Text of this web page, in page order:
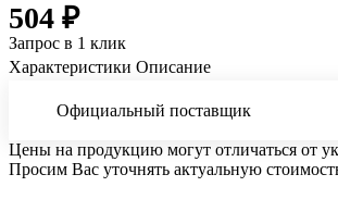
504 ₽
Запрос в 1 клик
Характеристики Описание
Официальный поставщик
Цены на продукцию могут отличаться от
Просим Вас уточнять актуальную